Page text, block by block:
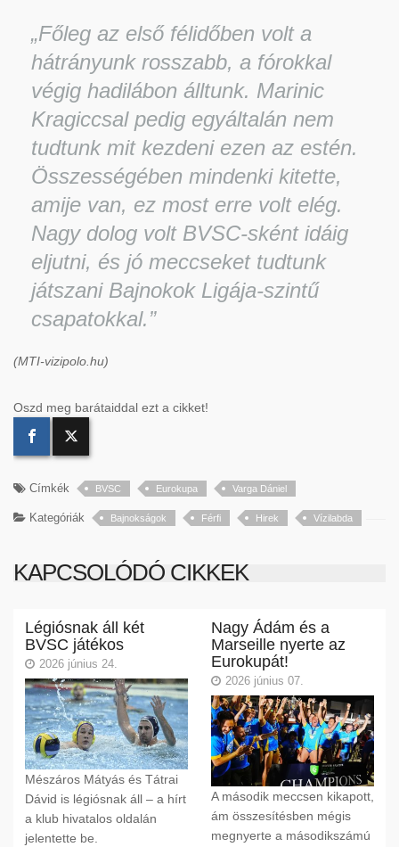
„Főleg az első félidőben volt a
hátrányunk rosszabb, a fórokkal
végig hadilábon álltunk. Marinic
Kragiccsal pedig egyáltalán nem
tudtunk mit kezdeni ezen az estén.
Összességében mindenki kitette,
amije van, ez most erre volt elég.
Nagy dolog volt BVSC-sként idáig
eljutni, és jó meccseket tudtunk
játszani Bajnokok Ligája-szintű
csapatokkal.”
(MTI-vizipolo.hu)
Oszd meg barátaiddal ezt a cikket!
Címkék BVSC Eurokupa Varga Dániel
Kategóriák Bajnokságok Férfi Hirek Vízilabda
KAPCSOLÓDÓ CIKKEK
Légiósnak áll két
BVSC játékos
2026 június 24.
Mészáros Mátyás és Tátrai
Dávid is légiósnak áll – a hírt
a klub hivatalos oldalán
jelentette be.
Nagy Ádám és a
Marseille nyerte az
Eurokupát!
2026 június 07.
A második meccsen kikapott,
ám összesítésben mégis
megnyerte a másodikszámú